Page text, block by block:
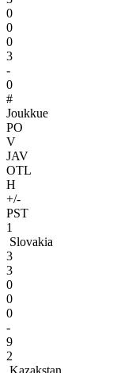
0
0
0
3
-
0
#
Joukkue
PO
V
JAV
OTL
H
+/-
PST
1
Slovakia
3
3
0
0
0
-
9
2
Kazakstan